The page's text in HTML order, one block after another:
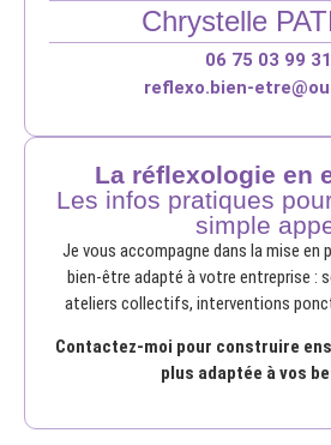
Chrystelle
06 75 03 99 31
reflexo.bien-
La réflexologie en
Les infos pratiques
simple
Je vous accompagne dans la mise en
bien-être adapté à votre entreprise :
ateliers collectifs, interventions
Contactez-moi pour construire
plus adaptée à vos